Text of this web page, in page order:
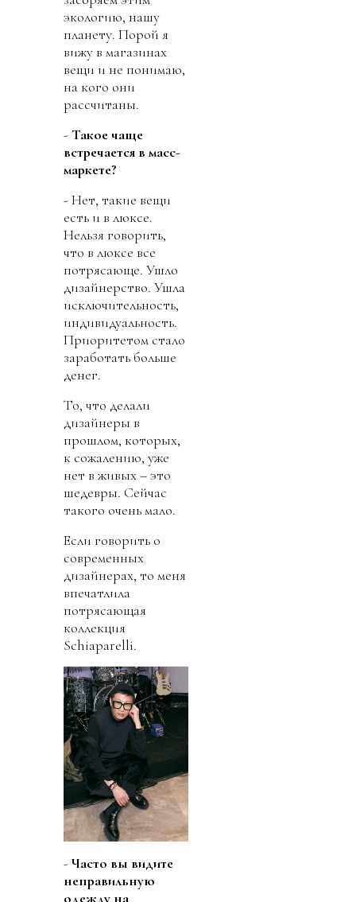
экологию, нашу
планету. Порой я
вижу в магазинах
вещи и не понимаю,
на кого они
рассчитаны.
-Такое чаще
встречается в масс-
маркете?
- Нет, такие вещи
есть и в люксе.
Нельзя говорить,
что в люксе все
потрясающе. Ушло
дизайнерство. Ушла
исключительность,
индивидуальность.
Приоритетом стало
заработать больше
денег.
То, что делали
дизайнеры в
прошлом, которых,
к сожалению, уже
нет в живых – это
шедевры. Сейчас
такого очень мало.
Если говорить о
современных
дизайнерах, то меня
впечатлила
потрясающая
коллекция
Schiaparelli.
-Часто вы видите
неправильную
одежду на